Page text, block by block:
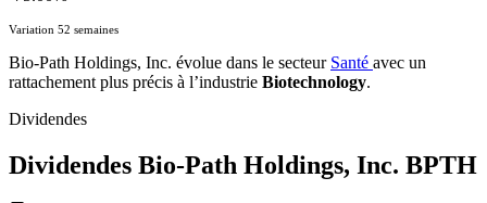
Variation 52 semaines
Bio-Path Holdings, Inc. évolue dans le secteur Santé avec un
rattachement plus précis à l’industrie Biotechnology.
Dividendes
Dividendes Bio-Path Holdings, Inc. BPTH